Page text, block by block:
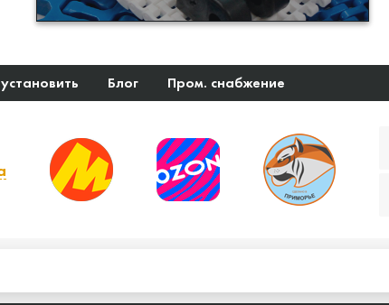
Блог Пром. снабжение